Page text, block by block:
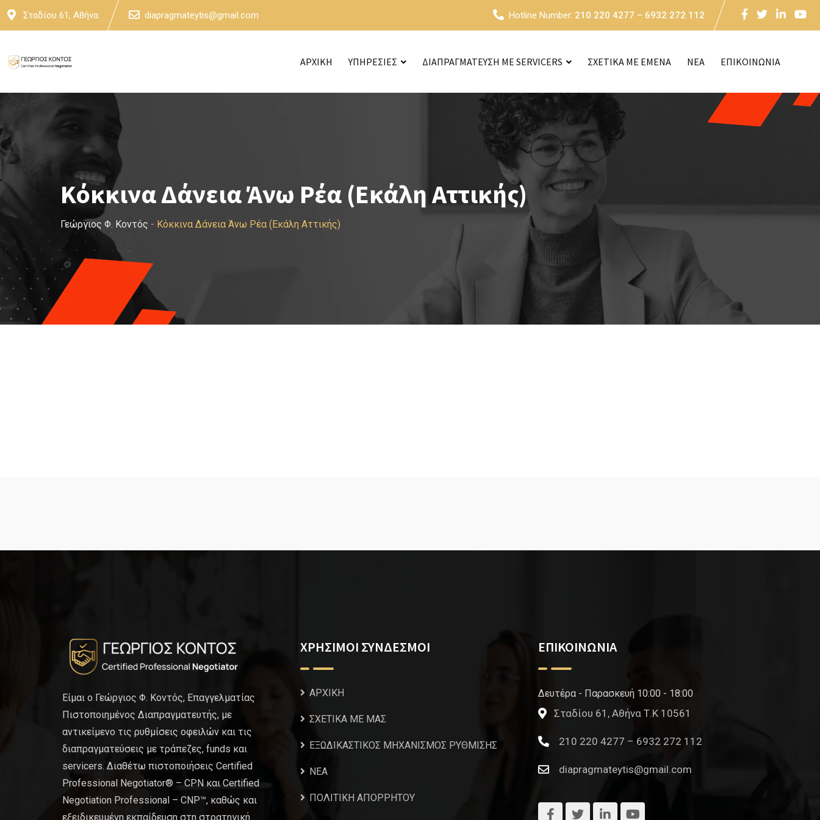
Skip
Σταδίου 61, Αθήνα diapragmateytis@gmail.com Hotline Number: 210 220 4277 – 6932 272 112
ΑΡΧΙΚΗ ΥΠΗΡΕΣΙΕΣ ΔΙΑΠΡΑΓΜΑΤΕΥΣΗ ΜΕ SERVICERS ΣΧΕΤΙΚΑ ΜΕ ΕΜΕΝΑ NEA ΕΠΙΚΟΙΝΩΝΙΑ
Κόκκινα Δάνεια Άνω Ρέα (Εκάλη Αττικής)
Γεώργιος Φ. Κοντός - Κόκκινα Δάνεια Άνω Ρέα (Εκάλη Αττικής)
Είμαι ο Γεώργιος Φ. Κοντός, Επαγγελματίας
Πιστοποιημένος Διαπραγματευτής, με
αντικείμενο τις ρυθμίσεις οφειλών και τις
διαπραγματεύσεις με τράπεζες, funds και
servicers. Διαθέτω πιστοποιήσεις Certified
Professional Negotiator® – CPN και Certified
Negotiation Professional – CNP™, καθώς και
εξειδικευμένη εκπαίδευση στη στρατηγική
ΧΡΗΣΙΜΟΙ ΣΥΝΔΕΣΜΟΙ
ΑΡΧΙΚΗ
ΣΧΕΤΙΚΑ ΜΕ ΜΑΣ
ΕΞΩΔΙΚΑΣΤΙΚΟΣ ΜΗΧΑΝΙΣΜΟΣ ΡΥΘΜΙΣΗΣ
NEA
ΠΟΛΙΤΙΚΗ ΑΠΟΡΡΗΤΟΥ
ΕΠΙΚΟΙΝΩΝΙΑ
Δευτέρα - Παρασκευή 10:00 - 18:00
Σταδίου 61, Αθήνα Τ.Κ 10561
210 220 4277 – 6932 272 112
diapragmateytis@gmail.com